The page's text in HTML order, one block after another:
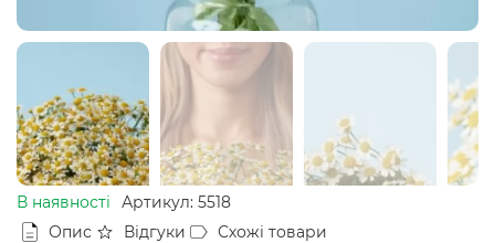
В наявності
Артикул: 5518
Опис
Відгуки Схожі товари